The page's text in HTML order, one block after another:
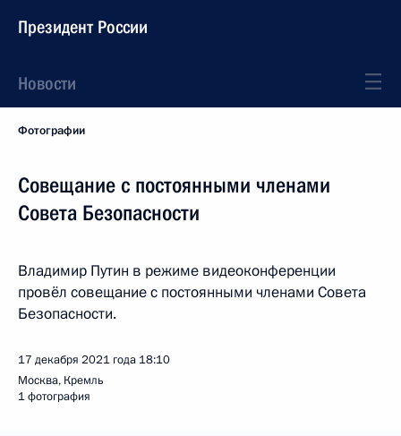
Президент России
Новости
Фотографии
Совещание с постоянными членами
Совета Безопасности
Владимир Путин в режиме видеоконференции
провёл совещание с постоянными членами Совета
Безопасности.
17 декабря 2021 года 18:10
Москва, Кремль
1 фотография